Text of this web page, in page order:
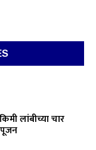
लांबीच्या चार